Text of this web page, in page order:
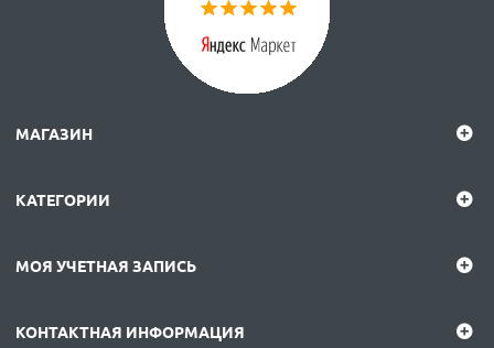
МАГАЗИН
КАТЕГОРИИ
МОЯ УЧЕТНАЯ ЗАПИСЬ
КОНТАКТНАЯ ИНФОРМАЦИЯ